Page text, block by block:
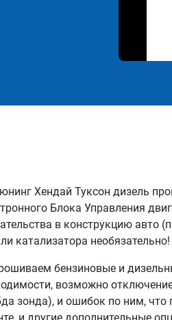
Хендай Туксон дизель
Блока Управления
в конструкцию авто
катализатора необязательно!
бензиновые и
возможно
зонда), и ошибок по ним, что